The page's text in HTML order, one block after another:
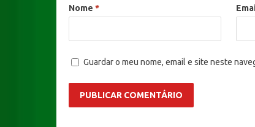
Nome *
Guardar o meu nome, email e site neste